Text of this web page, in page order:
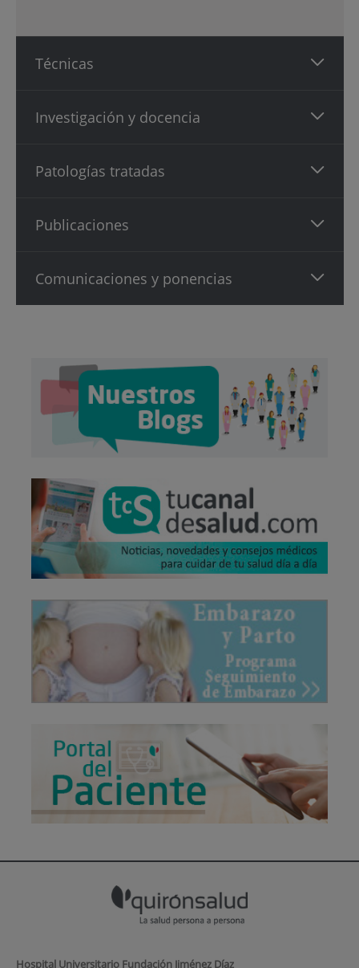
Técnicas
Investigación y docencia
Patologías tratadas
Publicaciones
Comunicaciones y ponencias
Hospital Universitario Fundación Jiménez Díaz